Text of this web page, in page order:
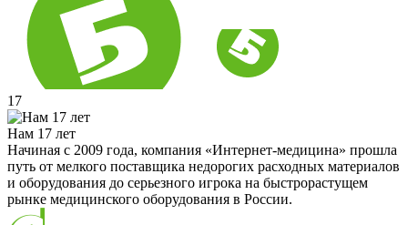
17
Нам 17 лет
Начиная с 2009 года, компания «Интернет-медицина» прошла
путь от мелкого поставщика недорогих расходных материалов
и оборудования до серьезного игрока на быстрорастущем
рынке медицинского оборудования в России.